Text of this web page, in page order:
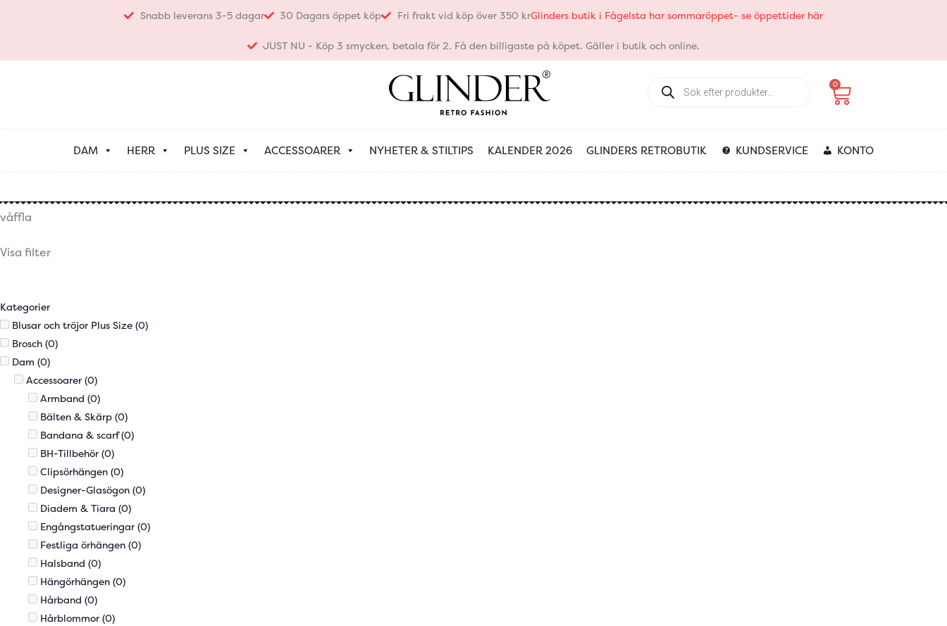
Snabb leverans 3-5 dagar 30 Dagars öppet köp Fri frakt vid köp över 350 krGlinders butik i Fågelsta har sommaröppet- se öppettider här
JUST NU - Köp 3 smycken, betala för 2. Få den billigaste på köpet. Gäller i butik och online.
search
0
Varukorg
DAM HERR PLUS SIZE ACCESSOARER NYHETER & STILTIPS KALENDER 2026 GLINDERS RETROBUTIK KUNDSERVICE KONTO
våffla
Visa filter
Kategorier
Blusar och tröjor Plus Size (0)
Brosch (0)
Dam (0)
Accessoarer (0)
Armband (0)
Bälten & Skärp (0)
Bandana & scarf (0)
BH-Tillbehör (0)
Clipsörhängen (0)
Designer-Glasögon (0)
Diadem & Tiara (0)
Engångstatueringar (0)
Festliga örhängen (0)
Halsband (0)
Hängörhängen (0)
Hårband (0)
Hårblommor (0)